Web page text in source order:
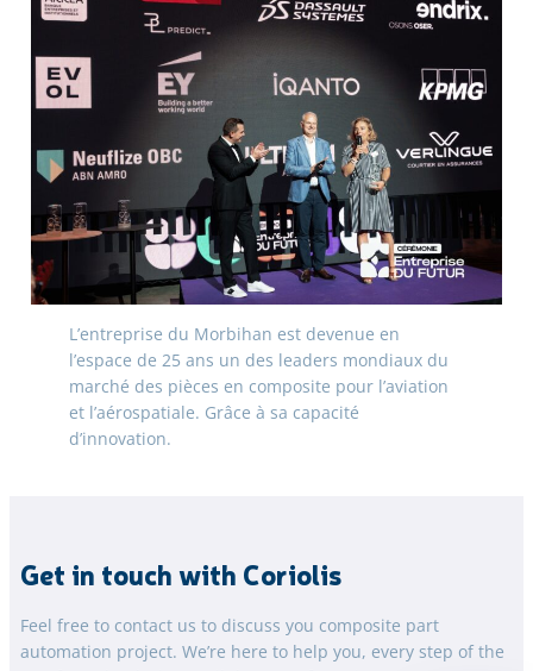
L’entreprise du Morbihan est devenue en
l’espace de 25 ans un des leaders mondiaux du
marché des pièces en composite pour l’aviation
et l’aérospatiale. Grâce à sa capacité
d’innovation.
Get in touch with Coriolis
Feel free to contact us to discuss you composite part
automation project. We’re here to help you, every step of the